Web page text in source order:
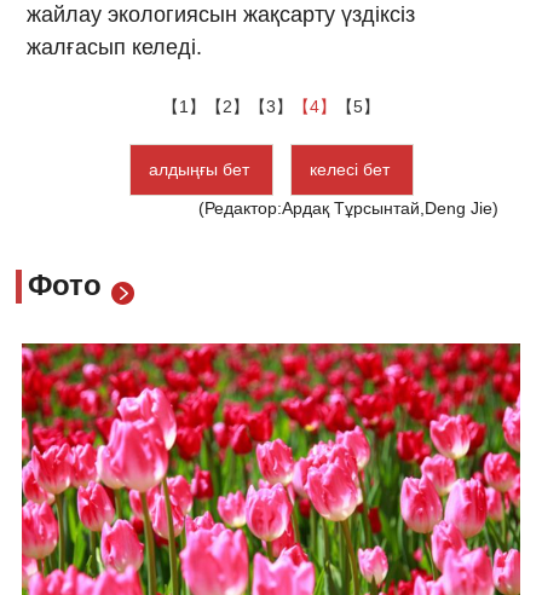
жайлау экологиясын жақсарту үздіксіз
жалғасып келеді.
【1】 【2】 【3】 【4】 【5】
алдыңғы бет
келесі бет
(Редактор:Ардақ Тұрсынтай,Deng Jie)
Фото